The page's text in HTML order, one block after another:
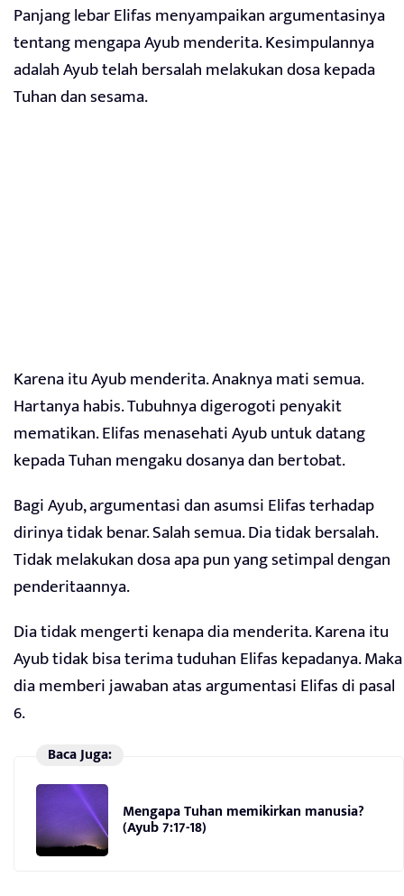
Panjang lebar Elifas menyampaikan argumentasinya
tentang mengapa Ayub menderita. Kesimpulannya
adalah Ayub telah bersalah melakukan dosa kepada
Tuhan dan sesama.
Karena itu Ayub menderita. Anaknya mati semua.
Hartanya habis. Tubuhnya digerogoti penyakit
mematikan. Elifas menasehati Ayub untuk datang
kepada Tuhan mengaku dosanya dan bertobat.
Bagi Ayub, argumentasi dan asumsi Elifas terhadap
dirinya tidak benar. Salah semua. Dia tidak bersalah.
Tidak melakukan dosa apa pun yang setimpal dengan
penderitaannya.
Dia tidak mengerti kenapa dia menderita. Karena itu
Ayub tidak bisa terima tuduhan Elifas kepadanya. Maka
dia memberi jawaban atas argumentasi Elifas di pasal
6.
Baca Juga:
Mengapa Tuhan memikirkan manusia?
(Ayub 7:17-18)